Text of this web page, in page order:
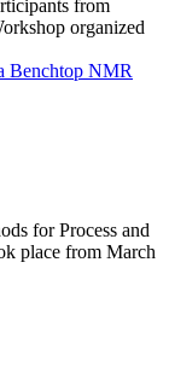
from
organized
Benchtop NMR
for Process and
place from March